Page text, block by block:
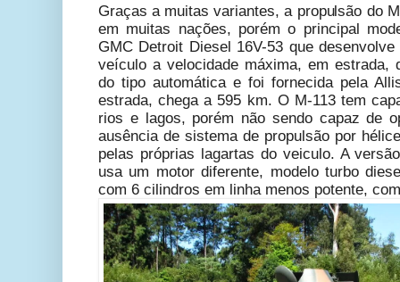
Graças a muitas variantes, a propulsão do
em muitas nações, porém o principal
GMC Detroit Diesel 16V-53 que
veículo a velocidade máxima, em estrada,
do tipo automática e foi fornecida pela
estrada, chega a 595 km. O M-113 tem
rios e lagos, porém não sendo capaz de
ausência de sistema de propulsão por
pelas próprias lagartas do veiculo. A
usa um motor diferente, modelo turbo
com 6 cilindros em linha menos potente,